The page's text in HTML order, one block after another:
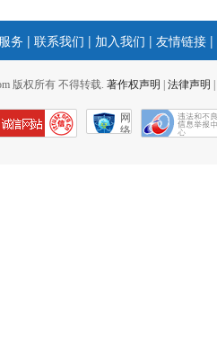
务 | 联系我们 | 加入我们 | 友情链接 |
版权所有 不得转载. 著作权声明 法律声明
网
络